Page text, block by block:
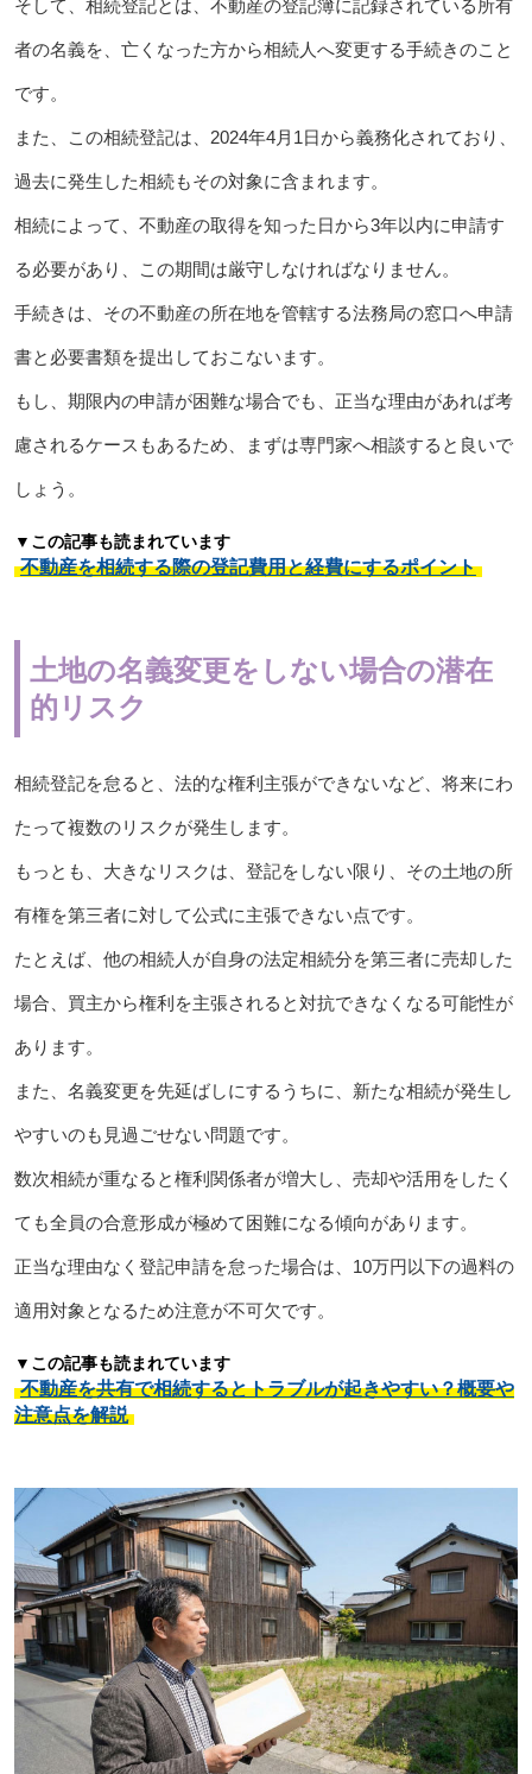
そして、相続登記とは、不動産の登記簿に記録されている所有
者の名義を、亡くなった方から相続人へ変更する手続きのこと
です。
また、この相続登記は、2024年4月1日から義務化されており、
過去に発生した相続もその対象に含まれます。
相続によって、不動産の取得を知った日から3年以内に申請す
る必要があり、この期間は厳守しなければなりません。
手続きは、その不動産の所在地を管轄する法務局の窓口へ申請
書と必要書類を提出しておこないます。
もし、期限内の申請が困難な場合でも、正当な理由があれば考
慮されるケースもあるため、まずは専門家へ相談すると良いで
しょう。
▼この記事も読まれています
不動産を相続する際の登記費用と経費にするポイント
土地の名義変更をしない場合の潜在
的リスク
相続登記を怠ると、法的な権利主張ができないなど、将来にわ
たって複数のリスクが発生します。
もっとも、大きなリスクは、登記をしない限り、その土地の所
有権を第三者に対して公式に主張できない点です。
たとえば、他の相続人が自身の法定相続分を第三者に売却した
場合、買主から権利を主張されると対抗できなくなる可能性が
あります。
また、名義変更を先延ばしにするうちに、新たな相続が発生し
やすいのも見過ごせない問題です。
数次相続が重なると権利関係者が増大し、売却や活用をしたく
ても全員の合意形成が極めて困難になる傾向があります。
正当な理由なく登記申請を怠った場合は、10万円以下の過料の
適用対象となるため注意が不可欠です。
▼この記事も読まれています
不動産を共有で相続するとトラブルが起きやすい？概要や
注意点を解説